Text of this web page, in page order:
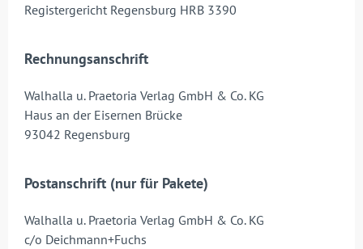
Registergericht Regensburg HRB 3390
Rechnungsanschrift
Walhalla u. Praetoria Verlag GmbH & Co. KG
Haus an der Eisernen Brücke
93042 Regensburg
Postanschrift (nur für Pakete)
Walhalla u. Praetoria Verlag GmbH & Co. KG
c/o Deichmann+Fuchs